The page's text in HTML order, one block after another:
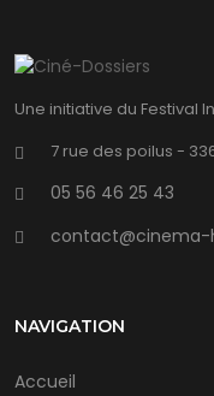
Une initiative du Festival
7 rue des poilus -
05 56 46 25 43
NAVIGATION
Accueil